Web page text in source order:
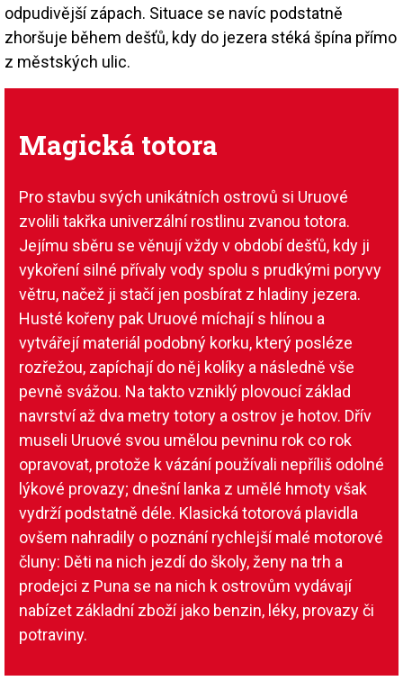
odpudivější zápach. Situace se navíc podstatně
zhoršuje během dešťů, kdy do jezera stéká špína přímo
z městských ulic.
Magická totora
Pro stavbu svých unikátních ostrovů si Uruové
zvolili takřka univerzální rostlinu zvanou totora.
Jejímu sběru se věnují vždy v období dešťů, kdy ji
vykoření silné přívaly vody spolu s prudkými poryvy
větru, načež ji stačí jen posbírat z hladiny jezera.
Husté kořeny pak Uruové míchají s hlínou a
vytvářejí materiál podobný korku, který posléze
rozřežou, zapíchají do něj kolíky a následně vše
pevně svážou. Na takto vzniklý plovoucí základ
navrství až dva metry totory a ostrov je hotov. Dřív
museli Uruové svou umělou pevninu rok co rok
opravovat, protože k vázání používali nepříliš odolné
lýkové provazy; dnešní lanka z umělé hmoty však
vydrží podstatně déle. Klasická totorová plavidla
ovšem nahradily o poznání rychlejší malé motorové
čluny: Děti na nich jezdí do školy, ženy na trh a
prodejci z Puna se na nich k ostrovům vydávají
nabízet základní zboží jako benzin, léky, provazy či
potraviny.